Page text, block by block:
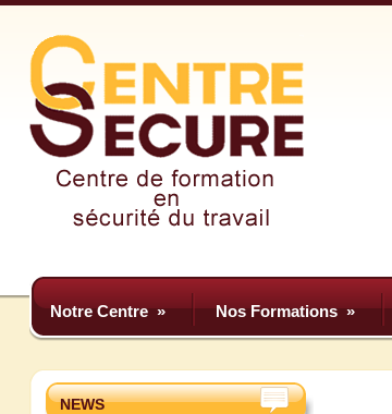
Notre Centre» Nos Formations»
NEWS